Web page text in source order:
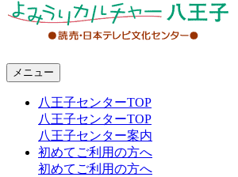
メニュー
八王子センターTOP
八王子センターTOP
八王子センター案内
初めてご利用の方へ
初めてご利用の方へ